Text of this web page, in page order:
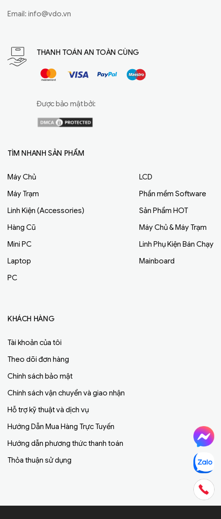
Email: info@vdo.vn
THANH TOÁN AN TOÀN CÙNG
Được bảo mật bởi:
TÌM NHANH SẢN PHẨM
Máy Chủ
Máy Trạm
Linh Kiện (Accessories)
Hàng Cũ
Mini PC
Laptop
PC
LCD
Phần mềm Software
Sản Phẩm HOT
Máy Chủ & Máy Trạm
Linh Phụ Kiện Bán Chạy
Mainboard
KHÁCH HÀNG
Tài khoản của tôi
Theo dõi đơn hàng
Chính sách bảo mật
Chính sách vận chuyển và giao nhận
Hỗ trợ kỹ thuật và dịch vụ
Hướng Dẫn Mua Hàng Trực Tuyến
Hướng dẫn phương thức thanh toán
Thỏa thuận sử dụng